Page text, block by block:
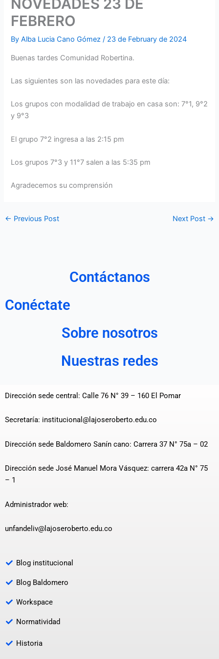
NOVEDADES 23 DE
FEBRERO
ByAlba Lucia Cano Gómez/ 23 de February de 2024
Buenas tardes Comunidad Robertina.
Las siguientes son las novedades para este día:
Los grupos con modalidad de trabajo en casa son: 7°1, 9°2
y 9°3
El grupo 7°2 ingresa a las 2:15 pm
Los grupos 7°3 y 11°7 salen a las 5:35 pm
Agradecemos su comprensión
← Previous Post Next Post →
Contáctanos
Conéctate
Sobre nosotros
Nuestras redes
Dirección sede central: Calle 76 N° 39 – 160 El Pomar
Secretaría: institucional@lajoseroberto.edu.co
Dirección sede Baldomero Sanín cano: Carrera 37 N° 75a – 02
Dirección sede José Manuel Mora Vásquez: carrera 42a N° 75
– 1
Administrador web:
unfandeliv@lajoseroberto.edu.co
Blog institucional
Blog Baldomero
Workspace
Normatividad
Historia